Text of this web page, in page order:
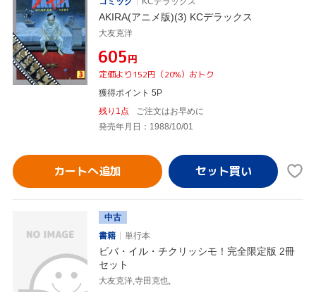
AKIRA(アニメ版)(3) KCデラックス
大友克洋
¥605円
定価より152円（20%）おトク
獲得ポイント 5P
残り1点
ご注文はお早めに
発売年月日：1988/10/01
カートへ追加
中古
書籍
単行本
ビバ・イル・チクリッシモ！完全限定版 2冊
セット
大友克洋,寺田克也,